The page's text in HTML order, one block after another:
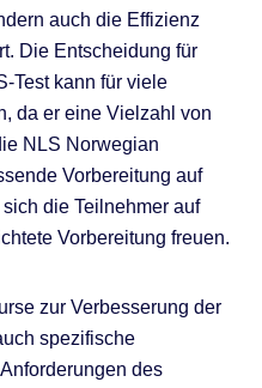
auch die Effizienz
Die Entscheidung für
Test kann für viele
da er eine Vielzahl von
NLS Norwegian
Vorbereitung auf
die Teilnehmer auf
Vorbereitung freuen.
zur Verbesserung der
spezifische
des